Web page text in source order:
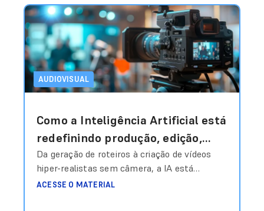
AUDIOVISUAL
Como a Inteligência Artificial está
redefinindo produção, edição,
personalização e escala em vídeo
e áudio?
Da geração de roteiros à criação de vídeos
hiper-realistas sem câmera, a IA está
transformando o audiovisual em um sistema
ACESSE O MATERIAL